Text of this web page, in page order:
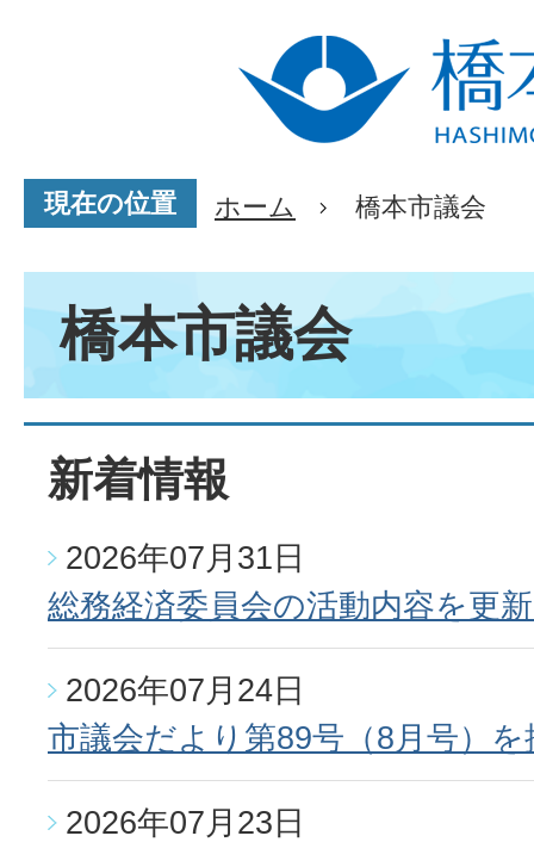
現在の位置 ホーム 橋本市議会
橋本市議会
新着情報
2026年07月31日
総務経済委員会の活動内容を更
2026年07月24日
市議会だより第89号（8月号）
2026年07月23日